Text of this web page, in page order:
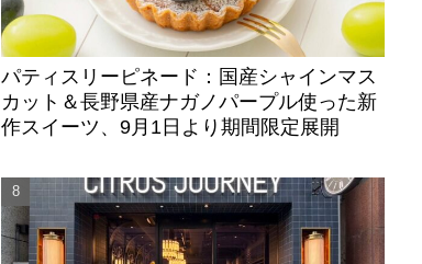
パティスリーピネード：国産シャインマス
カット＆長野県産ナガノパープル使った新
作スイーツ、9月1日より期間限定展開